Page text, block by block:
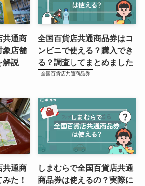
共通商
象店舗
解説
全国百貨店共通商品券はコ
ンビニで使える？購入でき
る？調査してまとめました
全国百貨店共通商品券
共通商
た！
しまむらで全国百貨店共通
商品券は使えるの？実際に